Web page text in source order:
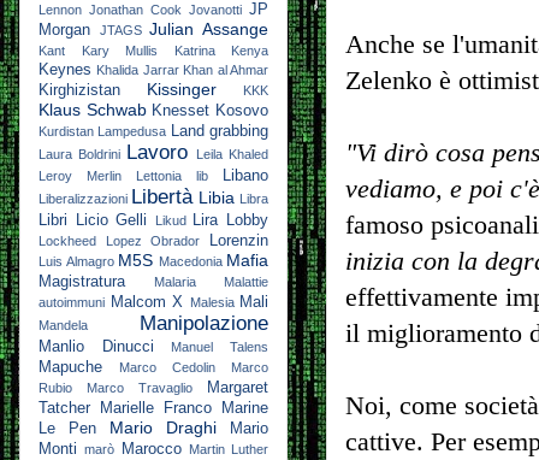
Anche se
Zelenko è
"Vi dirò cosa
vediamo, e poi
famoso
inizia con la
effettivamente
il miglioramento
Noi, come
cattive. Per
Lennon Jonathan Cook Jovanotti JP
Morgan
JTAGS Julian Assange
Kant Kary Mullis Katrina Kenya
Keynes Khalida Jarrar Khan al Ahmar
Kirghizistan Kissinger KKK
Klaus Schwab Knesset Kosovo
Kurdistan Lampedusa Land grabbing
Laura Boldrini Lavoro
Leila Khaled
Leroy Merlin
Lettonia lib Libano
Liberalizzazioni Libertà Libia Libra
Libri Licio Gelli Likud Lira Lobby
Lockheed Lopez Obrador Lorenzin
Luis Almagro M5S Macedonia Mafia
Magistratura Malaria
Malattie
autoimmuni Malcom X Malesia Mali
Mandela Manipolazione
Manlio Dinucci Manuel Talens
Mapuche Marco Cedolin
Marco
Rubio
Marco Travaglio
Margaret
Tatcher
Marielle Franco
Marine
Le Pen
Mario Draghi
Mario
Monti
marò Marocco
Martin Luther